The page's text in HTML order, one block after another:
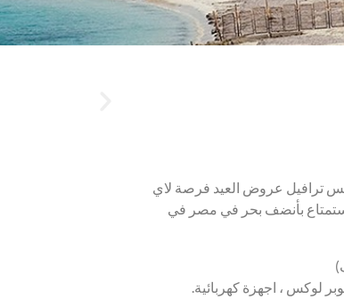
ترافيل عروض العيد فرصة لاي
بأنضف بحر في مصر في
لوكس ، اجهزة كهربائية.